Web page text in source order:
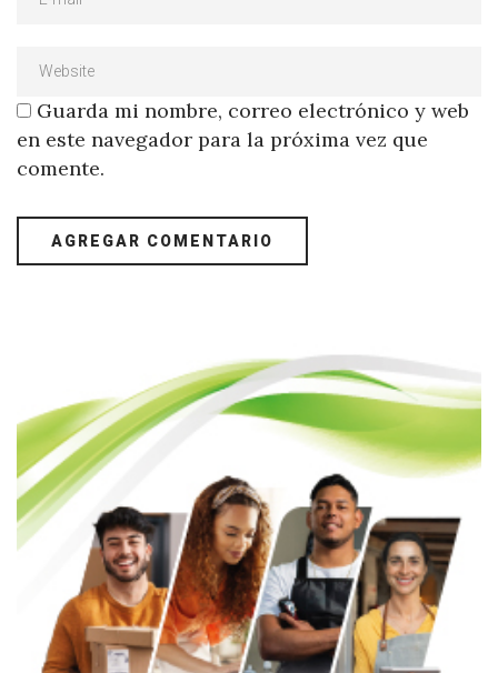
Guarda mi nombre, correo electrónico y web
en este navegador para la próxima vez que
comente.